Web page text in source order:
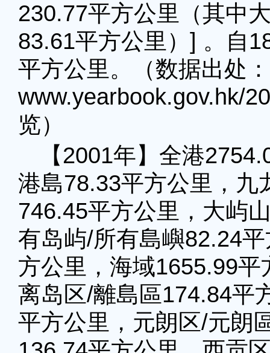
230.77平方公里（其中
83.61平方公里）] 。自
平方公里。（数据出处：
www.yearbook.gov.hk/
览）
【2001年】全港
港島78.33平方公里，九
746.45平方公里，大屿
有岛屿/所有島嶼82.24
方公里，海域1655.99
离岛区/離島區174.84平
平方公里，元朗区/元朗